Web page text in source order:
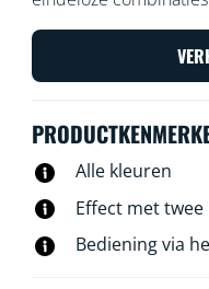
proberen. Neem een
binnen of zelfs buiten
echt uitnodigend.
Alle kleuren
Effect met
Bediening via